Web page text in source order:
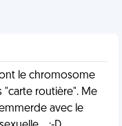
le chromosome
routière". Me
avec le